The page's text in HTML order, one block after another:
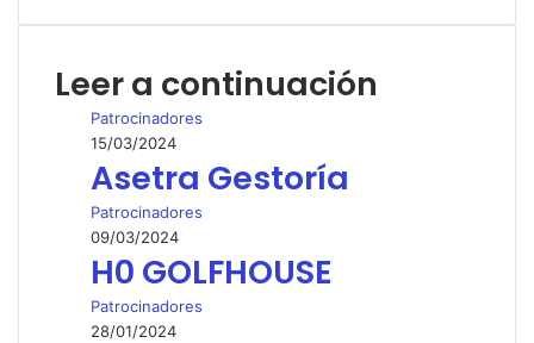
correo
Leer a continuación
Patrocinadores
15/03/2024
Asetra Gestoría
Patrocinadores
09/03/2024
H0 GOLFHOUSE
Patrocinadores
28/01/2024